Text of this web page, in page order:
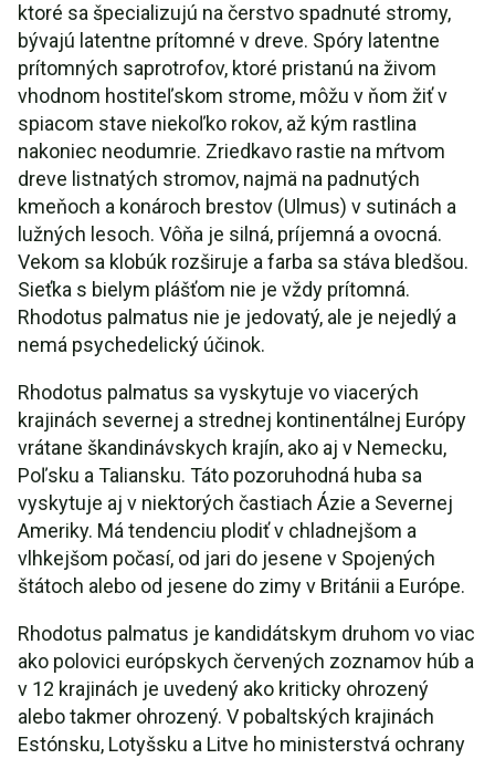
ktoré sa špecializujú na čerstvo spadnuté stromy,
bývajú latentne prítomné v dreve. Spóry latentne
prítomných saprotrofov, ktoré pristanú na živom
vhodnom hostiteľskom strome, môžu v ňom žiť v
spiacom stave niekoľko rokov, až kým rastlina
nakoniec neodumrie. Zriedkavo rastie na mŕtvom
dreve listnatých stromov, najmä na padnutých
kmeňoch a konároch brestov (Ulmus) v sutinách a
lužných lesoch. Vôňa je silná, príjemná a ovocná.
Vekom sa klobúk rozširuje a farba sa stáva bledšou.
Sieťka s bielym plášťom nie je vždy prítomná.
Rhodotus palmatus nie je jedovatý, ale je nejedlý a
nemá psychedelický účinok.
Rhodotus palmatus sa vyskytuje vo viacerých
krajinách severnej a strednej kontinentálnej Európy
vrátane škandinávskych krajín, ako aj v Nemecku,
Poľsku a Taliansku. Táto pozoruhodná huba sa
vyskytuje aj v niektorých častiach Ázie a Severnej
Ameriky. Má tendenciu plodiť v chladnejšom a
vlhkejšom počasí, od jari do jesene v Spojených
štátoch alebo od jesene do zimy v Británii a Európe.
Rhodotus palmatus je kandidátskym druhom vo viac
ako polovici európskych červených zoznamov húb a
v 12 krajinách je uvedený ako kriticky ohrozený
alebo takmer ohrozený. V pobaltských krajinách
Estónsku, Lotyšsku a Litve ho ministerstvá ochrany